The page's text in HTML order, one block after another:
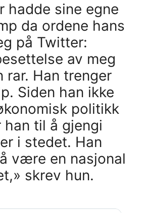
hadde sine egne
da ordene hans
på Twitter:
av meg
rar. Han trenger
Siden han ikke
politikk
til å gjengi
i stedet. Han
være en nasjonal
skrev hun.